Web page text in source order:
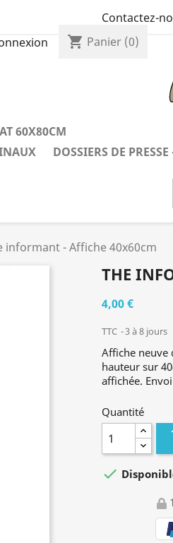
Contactez-
shopping_cart Panier (0)
60X80CM
DOSSIERS DE
informant - Affiche 40x60cm
THE
4,00 €
TTC 3 à 8 jours
Affiche neuve
hauteur sur
affichée.
Quantité
